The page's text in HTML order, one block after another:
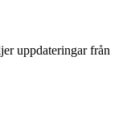
uppdateringar från